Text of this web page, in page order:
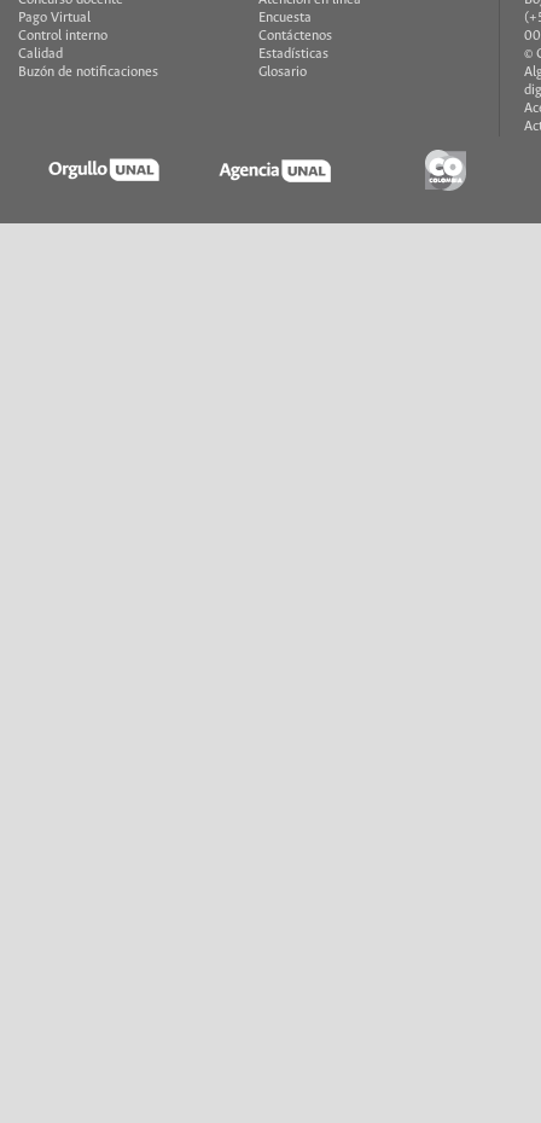
Pago Virtual
Control interno
Calidad
Buzón de notificaciones
Encuesta
Contáctenos
Estadísticas
Glosario
©